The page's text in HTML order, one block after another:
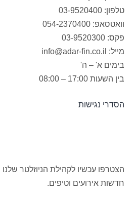
טלפון: 03-9520400
וואטסאפ: 054-2370400
פקס: 03-9520300
מייל: info@adar-fin.co.il
בימים א' – ה'
בין השעות 17:00 – 08:00
הסדרי נגישות
הצטרפו עכשיו לקהילת הניוזלטר שלנו
חדשות אירועים וטיפים.